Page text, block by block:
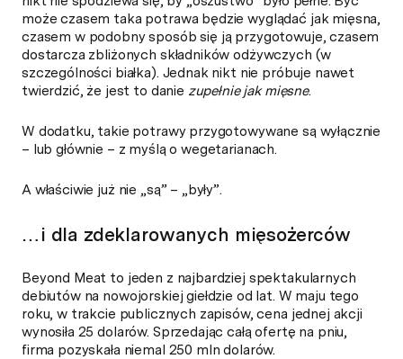
może czasem taka potrawa będzie wyglądać jak mięsna,
czasem w podobny sposób się ją przygotowuje, czasem
dostarcza zbliżonych składników odżywczych (w
szczególności białka). Jednak nikt nie próbuje nawet
twierdzić, że jest to danie zupełnie jak mięsne.
W dodatku, takie potrawy przygotowywane są wyłącznie
– lub głównie – z myślą o wegetarianach.
A właściwie już nie „są” – „były”.
…i dla zdeklarowanych mięsożerców
Beyond Meat to jeden z najbardziej spektakularnych
debiutów na nowojorskiej giełdzie od lat. W maju tego
roku, w trakcie publicznych zapisów, cena jednej akcji
wynosiła 25 dolarów. Sprzedając całą ofertę na pniu,
firma pozyskała niemal 250 mln dolarów.